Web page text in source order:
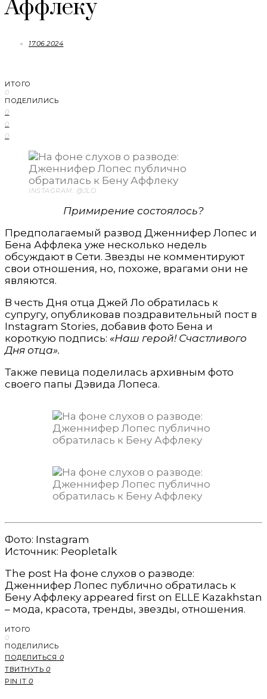
Аффлеку
17.06.2024
ИТОГО
0
ПОДЕЛИЛИСЬ
0
0
0
INSTAGRAM: @JLO
Примирение состоялось?
Предполагаемый развод Дженнифер Лопес и
Бена Аффлека уже несколько недель
обсуждают в Сети. Звезды не комментируют
свои отношения, но, похоже, врагами они не
являются.
В честь Дня отца Джей Ло обратилась к
супругу, опубликовав поздравительный пост в
Instagram Stories, добавив фото Бена и
короткую подпись: «Наш герой! Счастливого
Дня отца».
Также певица поделилась архивным фото
своего папы Дэвида Лопеса.
Фото: Instagram
Источник: Peopletalk
The post На фоне слухов о разводе:
Дженнифер Лопес публично обратилась к
Бену Аффлеку appeared first on ELLE Kazakhstan
– мода, красота, тренды, звезды, отношения.
ИТОГО
0
ПОДЕЛИЛИСЬ
ПОДЕЛИТЬСЯ 0
ТВИТНУТЬ 0
PIN IT 0